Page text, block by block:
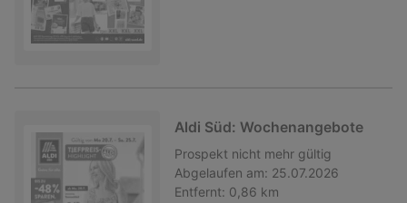
Aldi Süd: Wochenangebote
Prospekt nicht mehr gültig
Abgelaufen am: 25.07.2026
Entfernt: 0,86 km